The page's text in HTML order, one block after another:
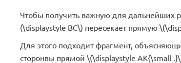
Чтобы получить важную для дальнейших
(\displaystyle BC\) пересекает прямую
Для этого подходит фрагмент,
сторонвы прямой \(\displaystyle AK{\small